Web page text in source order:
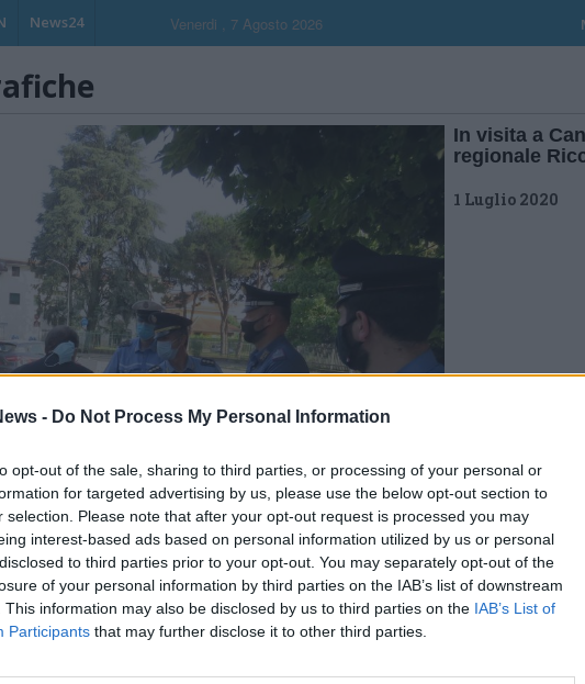
- Do Not Process My Personal Information
opt-out of the sale, sharing to third parties, or processing of your personal or
for targeted advertising by us, please use the below opt-out section to
selection. Please note that after your opt-out request is processed you may
interest-based ads based on personal information utilized by us or personal
to third parties prior to your opt-out. You may separately opt-out of the
of your personal information by third parties on the IAB’s list of downstream
This information may also be disclosed by us to third parties on the IAB’s List of
Participants that may further disclose it to other third parties.
News24 Venerdi , 7 Agosto 2026
In visita a
regionale
1 Luglio 2020